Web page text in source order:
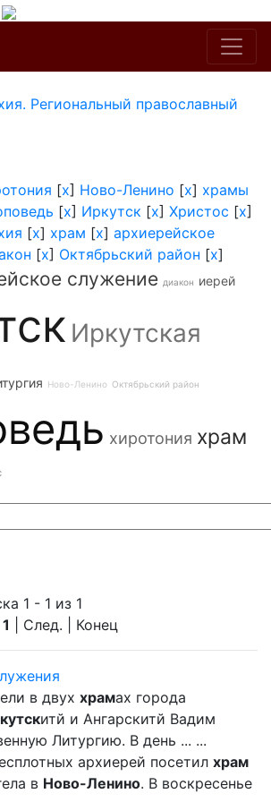
Региональный православный
[x] Ново-Ленино [x] храмы
[x] Иркутск [x] Христос [x]
[x] храм [x] архиерейское
[x] Октябрьский район [x]
служение диакон иерей
Иркутская
Ново-Ленино Октябрьский район
хиротония храм
1 - 1 из 1
1 | След. | Конец
в двух храмах города
итй и Ангарскитй Вадим
Литургию. В день ... ...
архиерей посетил храм
в Ново-Ленино. В воскресенье